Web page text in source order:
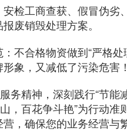
检工商查获、假冒伪
报废销毁处理方案。
不合格物资做到“严格
象， 又减低了污染危害！
务精神，深刻践行“节
， 百花争斗艳”为行动准
，确保您的业务经营与